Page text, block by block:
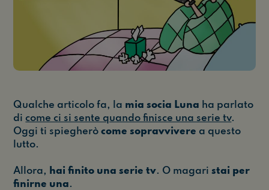
Qualche articolo fa, la mia socia Luna ha parlato
di come ci si sente quando finisce una serie tv.
Oggi ti spiegheròcome sopravvivere a questo
lutto.
Allora, hai finito una serie tv. O magaristai per
finirne una.